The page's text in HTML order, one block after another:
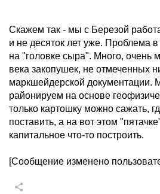
Скажем так - мы с Березой
и не десяток лет уже. Проблема в
на "головке сыра". Много, очень
века закопушек, не отмеченных
маркшейдерской
районируем на основе
только картошку можно сажать,
поставить, а на вот этом
капитальное что-то построить.
[Сообщение изменено